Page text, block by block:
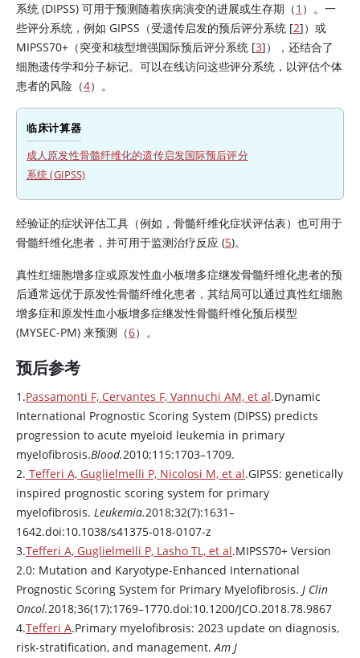
系统 (DIPSS) 可用于预测随着疾病演变的进展或生存期（1 ）。一
些评分系统，例如 GIPSS（受遗传启发的预后评分系统 [2]）或
MIPSS70+（突变和核型增强国际预后评分系统 [3]），还结合了
细胞遗传学和分子标记。可以在线访问这些评分系统，以评估个体
患者的风险（4）。
临床计算器
成人原发性骨髓纤维化的遗传启发国际预后评分
系统 (GIPSS)
经验证的症状评估工具（例如，骨髓纤维化症状评估表）也可用于
骨髓纤维化患者，并可用于监测治疗反应 (5)。
真性红细胞增多症或原发性血小板增多症继发骨髓纤维化患者的预
后通常远优于原发性骨髓纤维化患者，其结局可以通过真性红细胞
增多症和原发性血小板增多症继发性骨髓纤维化预后模型
(MYSEC-PM) 来预测（6）。
预后参考
1.Passamonti F, Cervantes F, Vannuchi AM, et al.Dynamic
International Prognostic Scoring System (DIPSS) predicts
progression to acute myeloid leukemia in primary
myelofibrosis.Blood.2010;115:1703–1709.
2. Tefferi A, Guglielmelli P, Nicolosi M, et al.GIPSS: genetically
inspired prognostic scoring system for primary
myelofibrosis. Leukemia.2018;32(7):1631–
1642.doi:10.1038/s41375-018-0107-z
3.Tefferi A, Guglielmelli P, Lasho TL, et al.MIPSS70+ Version
2.0: Mutation and Karyotype-Enhanced International
Prognostic Scoring System for Primary Myelofibrosis. J Clin
Oncol.2018;36(17):1769–1770.doi:10.1200/JCO.2018.78.9867
4.Tefferi A.Primary myelofibrosis: 2023 update on diagnosis,
risk-stratification, and management.Am J